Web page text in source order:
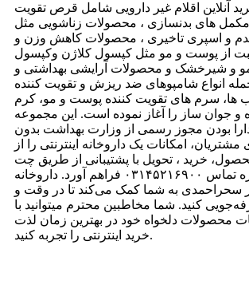
آنلاین اقلام غیر دارویی شامل قرص تقویت
های بدنسازی ، محصولات زناشویی مثل
و اسپری تاخیری ، محصولات کاهش وزن و
از پوست و مو مثل کپسول کلاژن وکپسول
و شیرخشک و محصولات آرایشی بهداشتی و
جمله انواع شامپوهای ضد ریزش و تقویت کننده
ها، سرم های تقویت کننده پوست و مو، کرم
جوان ساز را آغاز نموده است. این مجموعه
دارا بودن مجوز رسمی از وزارت بهداشت بدون
امکانات یک داروخانه اینترنتی را از
خرید ، تحویل با پشتیبانی از طریق چت
آنلاین و شماره تماس ۰۳۱۴۵۲۱۶۹۰۰ فراهم آورد. داروخانه
سحراحمدی به شما کمک می‌کند تا در وقت و
کنید. شما مخاطبین محترم میتوانید با
محصولات دلخواه خود در بهترین زمان لذت
خرید اینترنتی را تجربه کنید.